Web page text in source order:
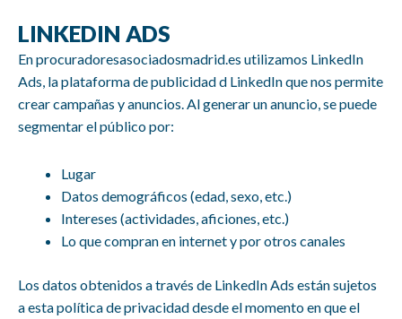
LINKEDIN ADS
En procuradoresasociadosmadrid.es utilizamos LinkedIn
Ads, la plataforma de publicidad d LinkedIn que nos permite
crear campañas y anuncios. Al generar un anuncio, se puede
segmentar el público por:
Lugar
Datos demográficos (edad, sexo, etc.)
Intereses (actividades, aficiones, etc.)
Lo que compran en internet y por otros canales
Los datos obtenidos a través de LinkedIn Ads están sujetos
a esta política de privacidad desde el momento en que el